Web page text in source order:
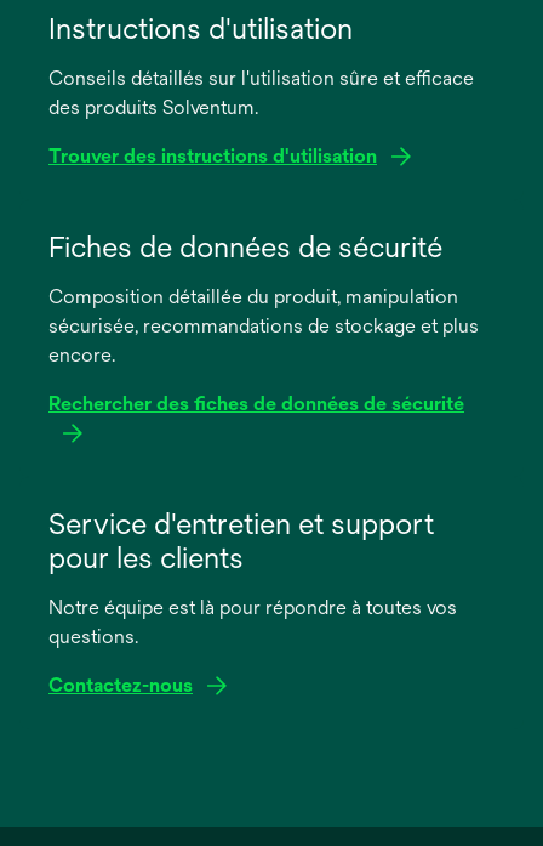
Instructions d'utilisation
Conseils détaillés sur l'utilisation sûre et efficace
des produits Solventum.
Trouver des instructions d'utilisation
dans
nouvel
onglet
Fiches de données de sécurité
Composition détaillée du produit, manipulation
sécurisée, recommandations de stockage et plus
encore.
Rechercher des fiches de données de sécurité
dans
nouvel
onglet
Service d'entretien et support
pour les clients
Notre équipe est là pour répondre à toutes vos
questions.
Contactez-nous